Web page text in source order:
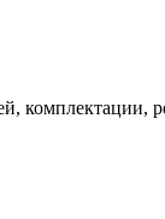
комплектации,